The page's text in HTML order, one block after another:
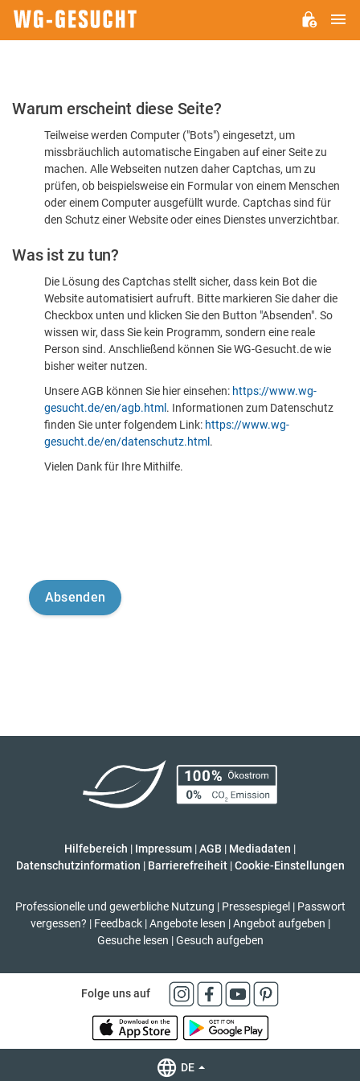
Bitte
dass
sind
Warum erscheint diese Seite?
Teilweise werden Computer ("Bots") eingesetzt, um
missbräuchlich automatische Eingaben auf einer Seite zu
machen. Alle Webseiten nutzen daher Captchas, um zu
prüfen, ob beispielsweise ein Formular von einem Menschen
oder einem Computer ausgefüllt wurde. Captchas sind für
den Schutz einer Website oder eines Dienstes unverzichtbar.
Was ist zu tun?
Die Lösung des Captchas stellt sicher, dass kein Bot die
Website automatisiert aufruft. Bitte markieren Sie daher die
Checkbox unten und klicken Sie den Button "Absenden". So
wissen wir, dass Sie kein Programm, sondern eine reale
Person sind. Anschließend können Sie WG-Gesucht.de wie
bisher weiter nutzen.
Unsere AGB können Sie hier einsehen: https://www.wg-
gesucht.de/en/agb.html . Informationen zum Datenschutz
finden Sie unter folgendem Link: https://www.wg-
gesucht.de/en/datenschutz.html .
Vielen Dank für Ihre Mithilfe.
Hilfebereich | Impressum |AGB | Mediadaten |
Datenschutzinformation | Barrierefreiheit | Cookie-Einstellungen
Professionelle und gewerbliche Nutzung | Pressespiegel | Passwort
vergessen? | Feedback | Angebote lesen | Angebot aufgeben |
Gesuche lesen | Gesuch aufgeben
Folge uns auf
DE